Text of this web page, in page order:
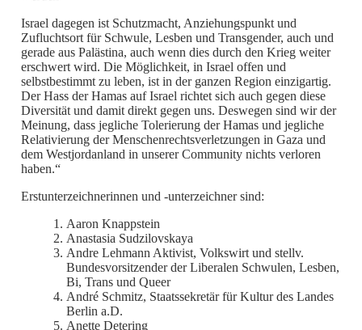
Israel dagegen ist Schutzmacht, Anziehungspunkt und
Zufluchtsort für Schwule, Lesben und Transgender, auch und
gerade aus Palästina, auch wenn dies durch den Krieg weiter
erschwert wird. Die Möglichkeit, in Israel offen und
selbstbestimmt zu leben, ist in der ganzen Region einzigartig.
Der Hass der Hamas auf Israel richtet sich auch gegen diese
Diversität und damit direkt gegen uns. Deswegen sind wir der
Meinung, dass jegliche Tolerierung der Hamas und jegliche
Relativierung der Menschenrechtsverletzungen in Gaza und
dem Westjordanland in unserer Community nichts verloren
haben.“
Erstunterzeichnerinnen und -unterzeichner sind:
Aaron Knappstein
Anastasia Sudzilovskaya
Andre Lehmann Aktivist, Volkswirt und stellv.
Bundesvorsitzender der Liberalen Schwulen, Lesben,
Bi, Trans und Queer
André Schmitz, Staatssekretär für Kultur des Landes
Berlin a.D.
Anette Detering